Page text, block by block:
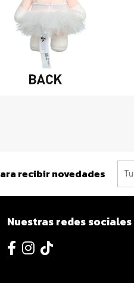
recibir novedades
Nuestras redes sociales